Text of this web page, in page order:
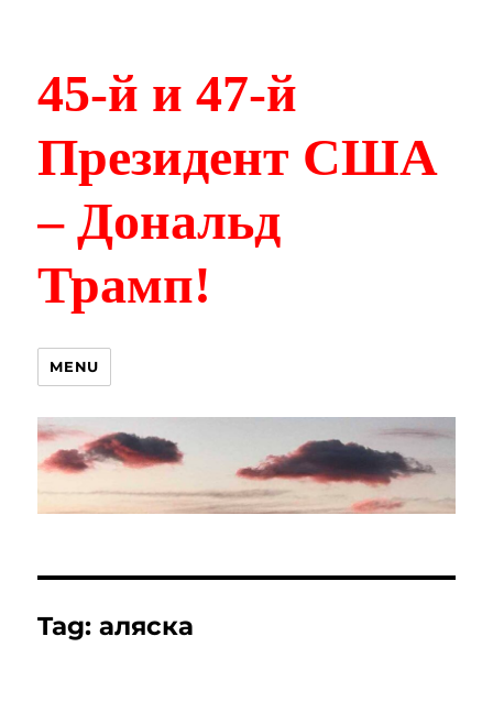
45-й и 47-й
Президент США
– Дональд
Трамп!
MENU
Tag:аляска